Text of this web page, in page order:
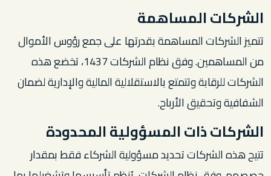
الشركات المساهمة
تتميز الشركات المساهمة بقدرتها على جمع رؤوس الأموال
من المساهمين. وفق نظام الشركات 1437، تخضع هذه
الشركات للرقابة وتتمتع بالاستقلالية المالية والإدارية لضمان
الشفافية وتحقيق الأرباح.
الشركات ذات المسؤولية المحدودة
تتيح هذه الشركات تحديد مسؤولية الشركاء فقط بمقدار